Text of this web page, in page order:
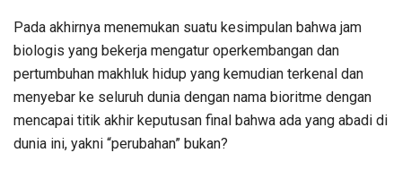
Pada akhirnya menemukan suatu kesimpulan bahwa jam
biologis yang bekerja mengatur operkembangan dan
pertumbuhan makhluk hidup yang kemudian terkenal dan
menyebar ke seluruh dunia dengan nama bioritme dengan
mencapai titik akhir keputusan final bahwa ada yang abadi di
dunia ini, yakni “perubahan” bukan?